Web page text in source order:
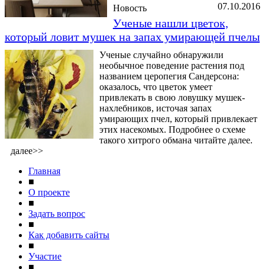
07.10.2016
Новость
Ученые нашли цветок,
который ловит мушек на запах умирающей пчелы
Ученые случайно обнаружили
необычное поведение растения под
названием церопегия Сандерсона:
оказалось, что цветок умеет
привлекать в свою ловушку мушек-
нахлебников, источая запах
умирающих пчел, который привлекает
этих насекомых. Подробнее о схеме
такого хитрого обмана читайте далее.
далее>>
Главная
■
О проекте
■
Задать вопрос
■
Как добавить сайты
■
Участие
■